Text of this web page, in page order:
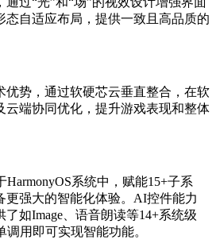
态自适应布局，提供一致且高品质的
优势，通过软硬芯云垂直整合，在软
云端协同优化，提升游戏表现和整体
系统中，赋能15+子系
更强大的智能化体验。AI控件能力
如Image、语音朗读等14+系统级
用即可实现智能功能。